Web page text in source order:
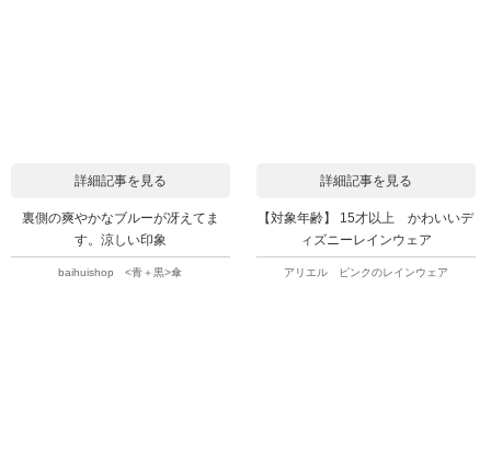
詳細記事を見る
裏側の爽やかなブルーが冴えてま
す。涼しい印象
baihuishop <青＋黒>傘
詳細記事を見る
【対象年齢】 15才以上 かわいいデ
ィズニーレインウェア
アリエル ピンクのレインウェア